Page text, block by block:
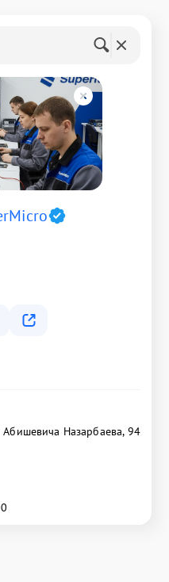
Абишевича Назарбаева, 94